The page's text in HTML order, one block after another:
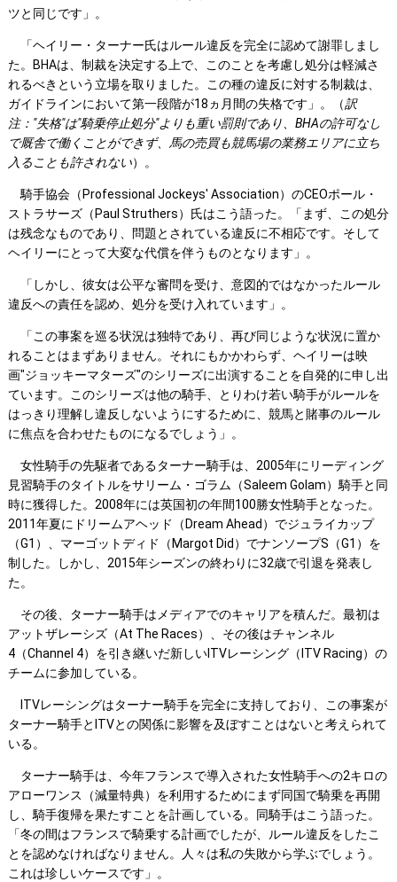
ツと同じです」。
「ヘイリー・ターナー氏はルール違反を完全に認めて謝罪しまし
た。BHAは、制裁を決定する上で、このことを考慮し処分は軽減さ
れるべきという立場を取りました。この種の違反に対する制裁は、
ガイドラインにおいて第一段階が18ヵ月間の失格です」。（訳
注："失格"は"騎乗停止処分"よりも重い罰則であり、 BHAの許可なし
で厩舎で働くことができず、馬の売買も競馬場の業務エリアに立ち
入ることも許されない）。
騎手協会（Professional Jockeys' Association）のCEOポール・
ストラサーズ（Paul Struthers）氏はこう語った。「まず、この処分
は残念なものであり、問題とされている違反に不相応です。そして
ヘイリーにとって大変な代償を伴うものとなります」。
「しかし、彼女は公平な審問を受け、意図的ではなかったルール
違反への責任を認め、処分を受け入れています」。
「この事案を巡る状況は独特であり、再び同じような状況に置か
れることはまずありません。それにもかかわらず、ヘイリーは映
画"ジョッキーマターズ"のシリーズに出演することを自発的に申し出
ています。このシリーズは他の騎手、とりわけ若い騎手がルールを
はっきり理解し違反しないようにするために、競馬と賭事のルール
に焦点を合わせたものになるでしょう」。
女性騎手の先駆者であるターナー騎手は、2005年にリーディング
見習騎手のタイトルをサリーム・ゴラム（Saleem Golam）騎手と同
時に獲得した。2008年には英国初の年間100勝女性騎手となった。
2011年夏にドリームアヘッド（Dream Ahead）でジュライカップ
（G1）、マーゴットディド（Margot Did）でナンソープS（G1）を
制した。しかし、2015年シーズンの終わりに32歳で引退を発表し
た。
その後、ターナー騎手はメディアでのキャリアを積んだ。最初は
アットザレーシズ（At The Races）、その後はチャンネル
4（Channel 4）を引き継いだ新しいITVレーシング（ITV Racing）の
チームに参加している。
ITVレーシングはターナー騎手を完全に支持しており、この事案が
ターナー騎手とITVとの関係に影響を及ぼすことはないと考えられて
いる。
ターナー騎手は、今年フランスで導入された女性騎手への2キロの
アローワンス（減量特典）を利用するためにまず同国で騎乗を再開
し、騎手復帰を果たすことを計画している。同騎手はこう語った。
「冬の間はフランスで騎乗する計画でしたが、ルール違反をしたこ
とを認めなければなりません。人々は私の失敗から学ぶでしょう。
これは珍しいケースです」。